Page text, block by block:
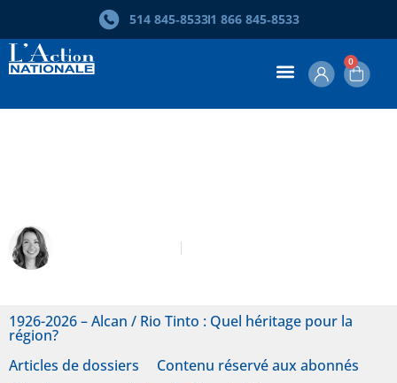
514 845‑85331 866 845‑8533
0
1926-2026 – Alcan / Rio Tinto : Quel héritage pour la
région?
Articles de dossiers
Contenu réservé aux abonnés